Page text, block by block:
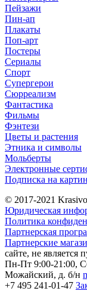
Пейзажи
Пин-ап
Плакаты
Поп-арт
Постеры
Сериалы
Спорт
Супергерои
Сюрреализм
Фантастика
Фильмы
Фэнтези
Цветы и растения
Этника и символы
Мольберты
Электронные
Подписка на
© 2017-2021
Юридическая
Политика
Партнерская
Партнерские
сайте, не является
Пн-Пт 9:00-21:00,
Можайский, д. б/н
+7 495 241-01-47